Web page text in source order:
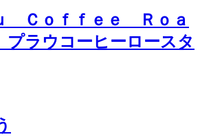
Ｃｏｆｆｅｅ Ｒｏａ
ラウコーヒーロースタ